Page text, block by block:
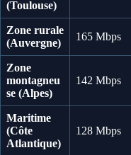
(Toulouse)
Zone rurale
(Auvergne)
165 Mbps
Zone
montagneu
se (Alpes)
142 Mbps
Maritime
(Côte
Atlantique)
128 Mbps